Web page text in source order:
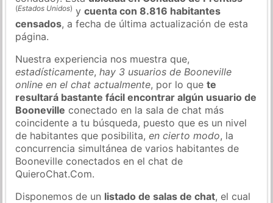
(Estados Unidos) ycuenta con 8.816 habitantes
censados, a fecha de última actualización de esta
página.
Nuestra experiencia nos muestra que,
estadísticamente,hay 3 usuarios de Booneville
online en el chat actualmente, por lo quete
resultará bastante fácil encontrar algún usuario de
Booneville conectado en la sala de chat más
coincidente a tu búsqueda, puesto que es un nivel
de habitantes que posibilita,en cierto modo, la
concurrencia simultánea de varios habitantes de
Booneville conectados en el chat de
QuieroChat.Com.
Disponemos de un listado de salas de chat, el cual